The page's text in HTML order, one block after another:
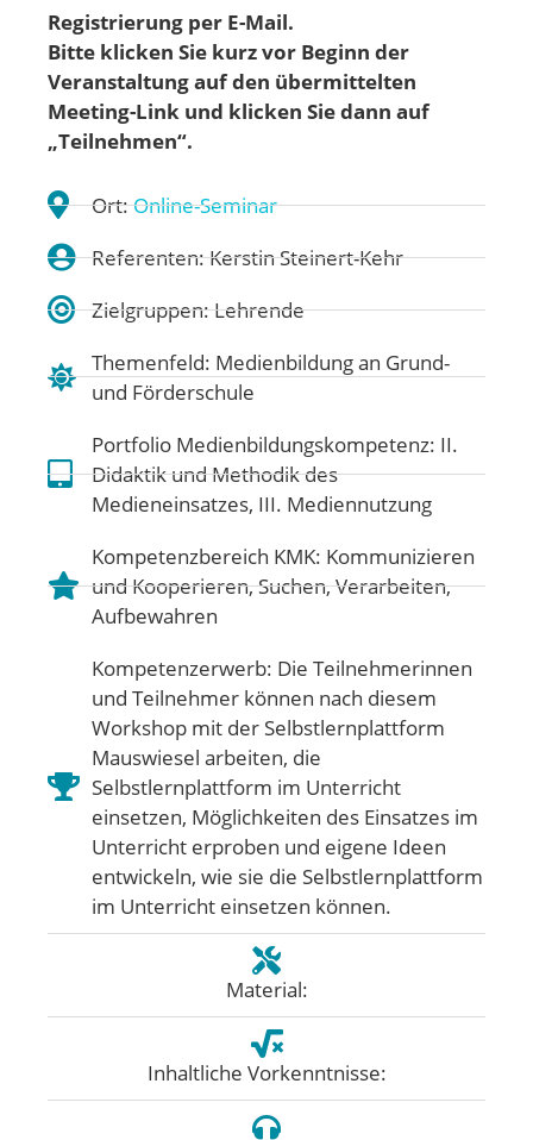
Registrierung per E-Mail.
Bitte klicken Sie kurz vor Beginn der
Veranstaltung auf den übermittelten
Meeting-Link und klicken Sie dann auf
„Teilnehmen“.
Ort:Online-Seminar
Referenten: Kerstin Steinert-Kehr
Zielgruppen: Lehrende
Themenfeld: Medienbildung an Grund-
und Förderschule
Portfolio Medienbildungskompetenz: II.
Didaktik und Methodik des
Medieneinsatzes, III. Mediennutzung
Kompetenzbereich KMK: Kommunizieren
und Kooperieren,Suchen, Verarbeiten,
Aufbewahren
Kompetenzerwerb: Die Teilnehmerinnen
und Teilnehmer können nach diesem
Workshop mit der Selbstlernplattform
Mauswiesel arbeiten, die
Selbstlernplattform im Unterricht
einsetzen, Möglichkeiten des Einsatzes im
Unterricht erproben und eigene Ideen
entwickeln, wie sie die Selbstlernplattform
im Unterricht einsetzen können.
Material:
Inhaltliche Vorkenntnisse: